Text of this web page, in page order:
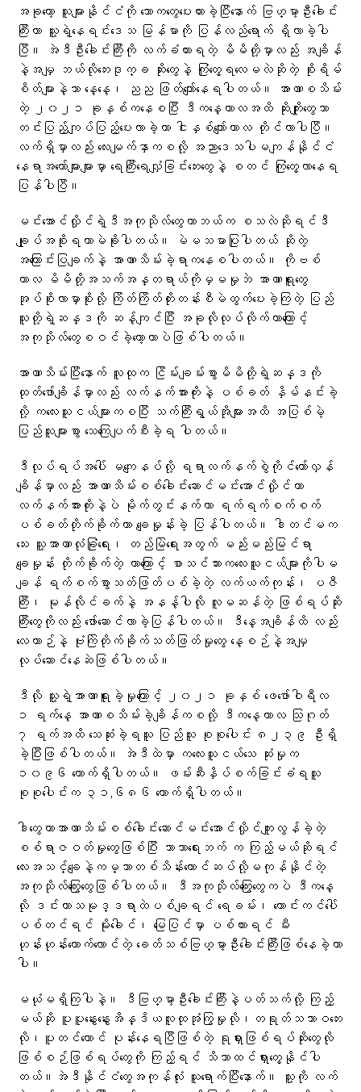
အခုတော့ သူများနိုင်ငံကို သောကတွေပေးထားခဲ့ပြီးနောက် ဗြဟ္မာ့ဦးခေါင်း
ကြီးဟာ သူ့ရဲ့နေရင်းဒေသ မြန်မာကို ပြန်လည်ရောက် ရှိလာခဲ့ပါ
ပြီ။ အဲဒီဦးခေါင်းကြီးကို လက်ခံထားရတဲ့ မိမိတို့မှာလည်း အချိန်
နဲ့အမျှ ဘယ်လိုဘေးဒုက္ခ ဆိုးတွေနဲ့ ကြုံတွေ့ရလေမလဲဆိုတဲ့ စိုးရိမ်
စိတ်များနဲ့သာ နေ့နေ့၊ ညည ဖြတ်ကျော်နေရပါတယ်။ အာဏာစသိမ်း
တဲ့ ၂၀၂၁ ခုနှစ်ကနေစပြီး ဒီကနေ့ကာလအထိ ဆိုးကျိုးတွေသာ
တင်းပြည့်ကျပ်ပြည့်ပေးလာခဲ့တာ ငါးနှစ်ကျော်ကာလ တိုင်လာပါပြီ။
လက်ရှိမှာလည်း လေးမျက်နှာကစလို့ အညာ​ဒေသပါမကျန်နိုင်ငံ
နေရာအတော်များများမှာ ရေကြီးရေလျှံခြင်းဘေးတွေနဲ့ စတင် ကြုံတွေ့လာနေရ
ပြန်ပါပြီ။
မင်းအောင်လှိုင်ရဲ့ဒီအကုသိုလ်တွေဟာဘယ်က စသလဲဆိုရင်ဒီ
ချုပ်အစိုးရဟာမဲခိုးပါတယ်။ မဲမသမာပြုပါတယ် ဆိုတဲ့
အကြောင်းပြချက်နဲ့ အာဏာသိမ်းခဲ့ရာကနေစပါတယ်။ ကိုဗစ်
ကာလ မိမိတို့အသက်အန္တရာယ်ကိုမှမမှုဘဲ အာဏာရူးတွေ
အုပ်စိုးလာမှာစိုးလို့ ကြိတ်ကြိတ်တိုးတန်းစီမဲထွက်ပေးခဲ့ကြတဲ့ ပြည်
သူတို့ရဲ့ဆန္ဒကို ဆန့်ကျင်ပြီး အခုလိုလုပ်လိုက်တာကြောင့်
အကုသိုလ်တွေစဝင်ခဲ့တော့တာပဲဖြစ်ပါတယ်။
အာဏာသိမ်းပြီးနောက် လူထုက ငြိမ်းချမ်းစွာမိမိတို့ရဲ့ဆန္ဒကို
ထုတ်ဖော်ချိန်မှာလည်း လက်နက်အားကိုးနဲ့ ပစ်ခတ် နှိမ်နင်းခဲ့
လို့ ကလေးသူငယ်များကစပြီး သက်ကြီးရွယ်အိုများအထိ အပြစ်မဲ့
ပြည်သူများစွာ သေကြေပျက်စီးခဲ့ရ ပါတယ်။
ဒီလုပ်ရပ်အပေါ် မကျေနပ်လို့ ရရာလက်နက်စွဲကိုင်တော်လှန်
ချိန်မှာလည်း အာဏာသိမ်းစစ်ခေါင်းဆောင်မင်းအောင်လှိုင်ဟာ
လက်နက်အားကိုးနဲ့ပဲ မိုက်တွင်းနက်ကာ ရက်ရက်စက်စက်
ပစ်ခတ်တိုက်ခိုက်ကာ ချေမှုန်းခဲ့ ပြန်ပါတယ်။ ဒါတင်မက
သေး သူ့အာဏာလုံခြုံရေး၊ တည်မြဲရေးအတွက် မည်းမည်းမြင်ရာ
ချေမှုန်း တိုက်ခိုက်တဲ့ တာကြောင့် စာသင်သားကလေးသူငယ်များကိုပါမ
ချန် ရက်စက်စွာသတ်ဖြတ်ပစ်ခဲ့တဲ့ လက်ယက်ကုန်း၊ ပဇီ
ကြီး၊ မုန်လိုင်ခက်နဲ့ အနန့်ပါလို လူမဆန်တဲ့ ဖြစ်ရပ်ဆိုး
ကြီးတွေကိုလည်း ဖော်ဆောင်လာခဲ့ပြန်ပါတယ်။ ဒီနေ့အချိန်ထိ လည်း
လေယာဉ်နဲ့ ဗုံးကြဲတိုက်ခိုက်သတ်ဖြတ်မှုတွေ နေ့စဉ်နဲ့အမျှ
လုပ်ဆောင်နေဆဲဖြစ်ပါတယ်။
ဒီလို သူ့ရဲ့အာဏာရူးခဲ့မှုကြောင့် ၂၀၂၁ ခုနှစ် ဖေဖော်ဝါရီလ
၁ ရက်နေ့ အာဏာစသိမ်းခဲ့ချိန်ကစလို့ ဒီကနေ့ကာလ သြဂုတ်
၇ ရက်အထိ သေဆုံးခဲ့ရသူ ပြည်သူ စုစုပေါင်း ၈၂၃၉ ဦးရှိ
ခဲ့ပြီးဖြစ်ပါတယ်။ အဲဒီထဲမှာ ကလေးသူငယ်သေ ဆုံးမှုက
၁၀၉၆ ယောက်ရှိပါတယ်။ ဖမ်းဆီးနှိပ်စက်ခြင်းခံရသူ
စုစုပေါင်းက ၃၁,၆၈၆ ယောက်ရှိပါတယ်။
ဒါတွေဟာအာဏာသိမ်းစစ်ခေါင်းဆောင်မင်းအောင်လှိုင်ကျူးလွန်ခဲ့တဲ့
စစ်ရာဇဝတ်မှုတွေဖြစ်ပြီး ဘာသာရေးဘက် က ကြည့်မယ်ဆိုရင်
လေးအသ‌င်္ချေနဲ့ကမ္ဘာတစ်သိန်းတောင်ဆပ်လို့မကုန်နိုင်တဲ့
အကုသိုလ်ကြွေးတွေဖြစ်ပါတယ်။ ဒီအကုသိုလ်ကြွေးတွေကပဲ ဒီကနေ့
လို ဒင်းဟာသမုဒ္ဒရာထဲပစ်ချရင် ရေခမ်း၊ ကောင်းကင်ပေါ်
ပစ်တင်ရင် မိုးခေါင်၊ မြေပြင်မှာ ပစ်ထားရင် မီး
ဟုန်းဟုန်းတောက်လောင်တဲ့ ခေတ်သစ်ဗြဟ္မာ့ဦးခေါင်းကြီးဖြစ်နေခဲ့တာ
ပါ။
မယုံမရှိကြပါနဲ့။ ဒီဗြဟ္မာ့ဦးခေါင်းကြီးနဲ့ပတ်သက်လို့ ကြည့်
မယ်ဆို ပူပူနွေးနွေးအိန္ဒိယလူထုအုံကြွမှုလို၊တရုတ်သဘာဝဘေး
လို၊ပူတင်တောင် ပုန်းနေရပြီဖြစ်တဲ့ ရုရှားဖြစ်ရပ်ဆိုးတွေလို
ဖြစ်စဉ်ဖြစ်ရပ်တွေကို ကြည့်ရင် သိသာထင်ရှားတွေ့နိုင်ပါ
တယ်။အဲဒီနိုင်ငံတွေအကုန်လုံး သူရောက်ပြီးနောက်။ သူ့ကို လက်